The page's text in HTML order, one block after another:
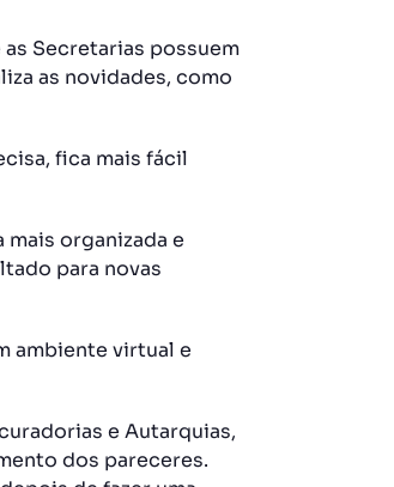
Secretarias possuem
as novidades, como
fica mais fácil
organizada e
para novas
ambiente virtual e
e Autarquias,
dos pareceres.